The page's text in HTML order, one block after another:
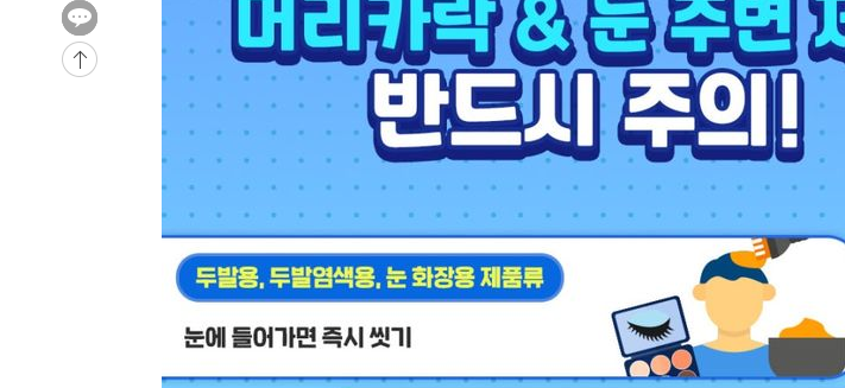
-4993초 전 >
극한폭염 한풀 꺾이지만…'낮 최고 35도' 무더위, 열대야 계속[다음
주 날씨]
-2011초 전 >
축구협회 "압수수색·성접대 논란 사과…쇄신의 기회로 삼겠다"
[속보]'압수수색·성접대 논란' 축구협회 "실망과 걱정 안겨드려 죄송"
'최고 37도' 폭염 지속…강원동해안 최대 150㎜ 비
[속보]뉴욕증시 상승 마감…S&P 0.6% 나스닥 1.3%↑